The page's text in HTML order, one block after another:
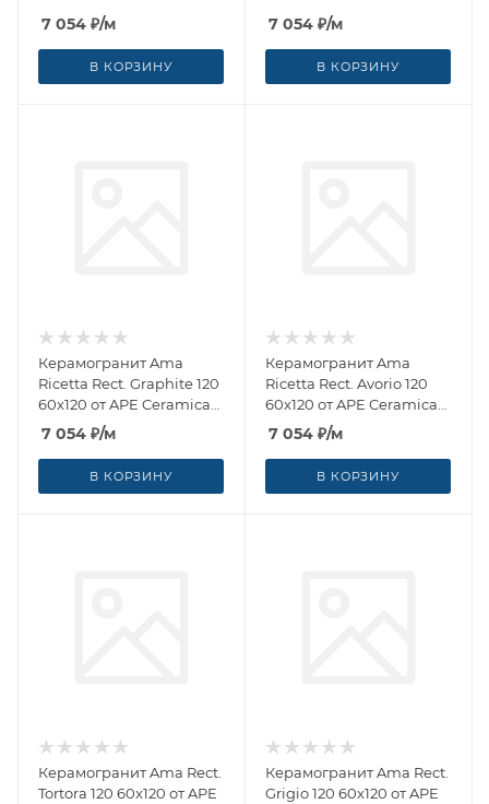
(Испания)
7 054 ₽/м
В КОРЗИНУ
(Испания)
7 054 ₽/м
В КОРЗИНУ
Керамогранит Ama
Ricetta Rect. Graphite 120
60x120 от APE Ceramica
(Испания)
7 054 ₽/м
В КОРЗИНУ
Керамогранит Ama
Ricetta Rect. Avorio 120
60x120 от APE Ceramica
(Испания)
7 054 ₽/м
В КОРЗИНУ
Керамогранит Ama Rect.
Tortora 120 60x120 от APE
Керамогранит Ama Rect.
Grigio 120 60x120 от APE